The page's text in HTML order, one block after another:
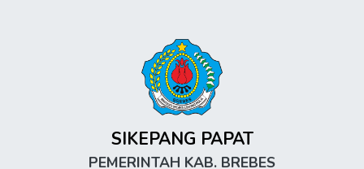
SIKEPANG PAPAT
PEMERINTAH KAB. BREBES